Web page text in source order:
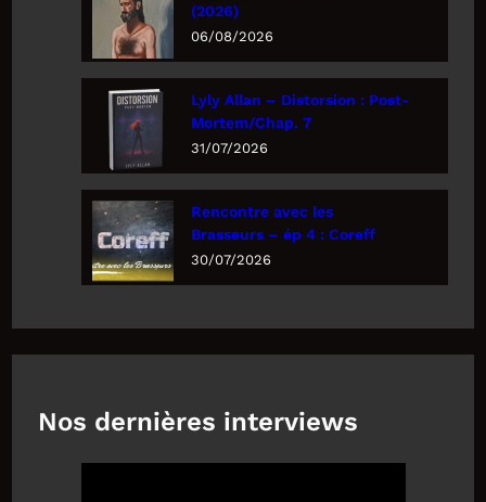
(2026)
06/08/2026
Lyly Allan – Distorsion : Post-
Mortem/Chap. 7
31/07/2026
Rencontre avec les
Brasseurs – ép 4 : Coreff
30/07/2026
Nos dernières interviews